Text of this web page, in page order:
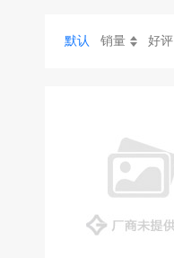
默认 销量 好评